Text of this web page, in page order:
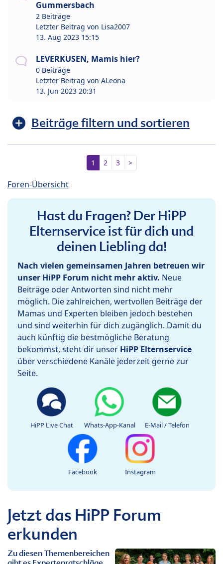
Gummersbach
2 Beiträge
Letzter Beitrag von Lisa2007
13. Aug 2023 15:15
LEVERKUSEN, Mamis hier?
0 Beiträge
Letzter Beitrag von ALeona
13. Jun 2023 20:31
Beiträge filtern und sortieren
1 2 3 >
Foren-Übersicht
Hast du Fragen? Der HiPP
Elternservice ist für dich und
deinen Liebling da!
Nach vielen gemeinsamen Jahren betreuen wir
unser HiPP Forum nicht mehr aktiv. Neue
Beiträge oder Antworten sind nicht mehr
möglich. Die zahlreichen, wertvollen Beiträge der
Mamas und Experten bleiben jedoch bestehen
und sind weiterhin für dich zugänglich. Damit du
auch künftig die bestmögliche Beratung
bekommst, steht dir unser HiPP Elternservice
über verschiedene Kanäle jederzeit gerne zur
Seite.
HiPP Live Chat Whats-App-Kanal E-Mail / Telefon
Facebook Instagram
Jetzt das HiPP Forum
erkunden
Zu diesen Themenbereichen